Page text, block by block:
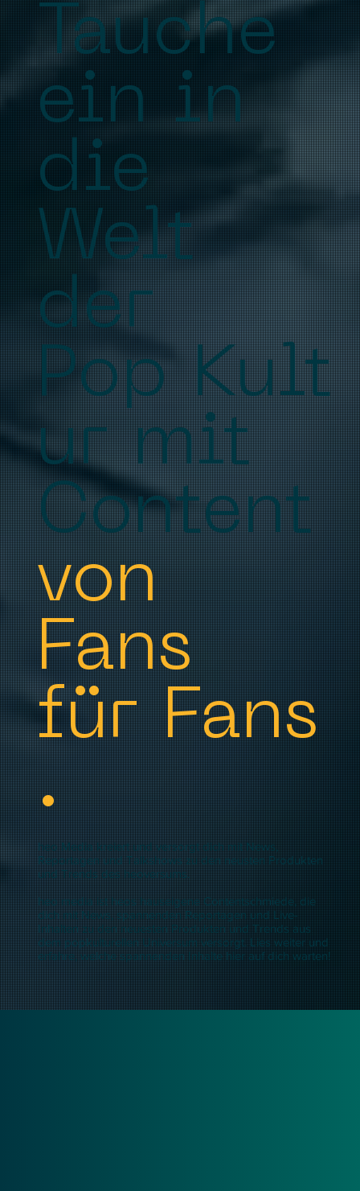
Tauche
ein in
die
Welt
der
Pop Kult
ur mit
Content
von
Fans
für Fans
.​
heo Media kreiert und versorgt dich mit News,
Reportagen und Talkshows zu den neusten Produkten
und Trends des heoversums.
heo media ist heos hauseigene Contentschmiede, die
dich mit News, spannenden Reportagen und Live-
Inhalten zu den neuesten Produkten und Trends aus
dem popkulturellen Universum versorgt. Lies weiter und
erfahre, welche spannenden Inhalte hier auf dich warten!